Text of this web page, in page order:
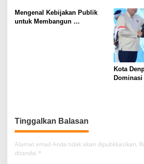
Terpencil
Mengenal Kebijakan Publik
untuk Membangun
Kota
Alamat email Anda tidak akan dipublikasikan.
ditandai *